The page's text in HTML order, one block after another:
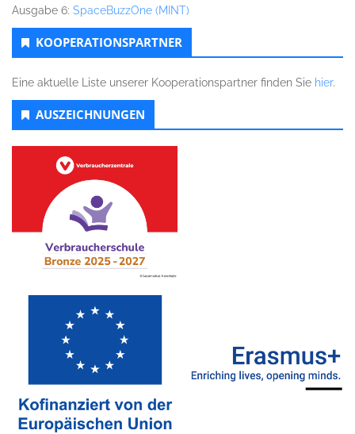
Ausgabe 6: SpaceBuzzOne (MINT)
KOOPERATIONSPARTNER
Eine aktuelle Liste unserer Kooperationspartner finden Sie hier.
AUSZEICHNUNGEN